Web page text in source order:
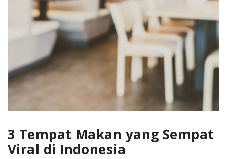
3 Tempat Makan yang Sempat
Viral di Indonesia